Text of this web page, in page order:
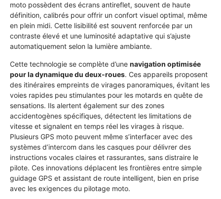
moto possèdent des écrans antireflet, souvent de haute
définition, calibrés pour offrir un confort visuel optimal, même
en plein midi. Cette lisibilité est souvent renforcée par un
contraste élevé et une luminosité adaptative qui s’ajuste
automatiquement selon la lumière ambiante.
Cette technologie se complète d’une navigation optimisée
pour la dynamique du deux-roues. Ces appareils proposent
des itinéraires empreints de virages panoramiques, évitant les
voies rapides peu stimulantes pour les motards en quête de
sensations. Ils alertent également sur des zones
accidentogènes spécifiques, détectent les limitations de
vitesse et signalent en temps réel les virages à risque.
Plusieurs GPS moto peuvent même s’interfacer avec des
systèmes d’intercom dans les casques pour délivrer des
instructions vocales claires et rassurantes, sans distraire le
pilote. Ces innovations déplacent les frontières entre simple
guidage GPS et assistant de route intelligent, bien en prise
avec les exigences du pilotage moto.